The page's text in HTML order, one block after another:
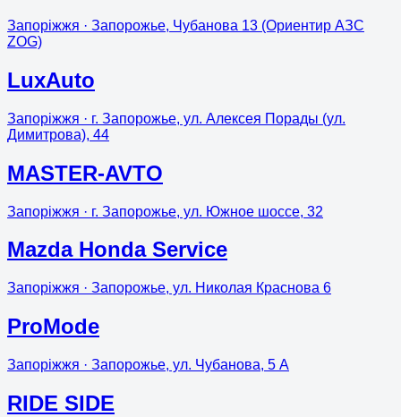
Запоріжжя · Запорожье, Чубанова 13 (Ориентир АЗС
ZOG)
LuxAuto
Запоріжжя · г. Запорожье, ул. Алексея Порады (ул.
Димитрова), 44
MASTER-AVTO
Запоріжжя · г. Запорожье, ул. Южное шоссе, 32
Mazda Honda Service
Запоріжжя · Запорожье, ул. Николая Краснова 6
ProMode
Запоріжжя · Запорожье, ул. Чубанова, 5 А
RIDE SIDE